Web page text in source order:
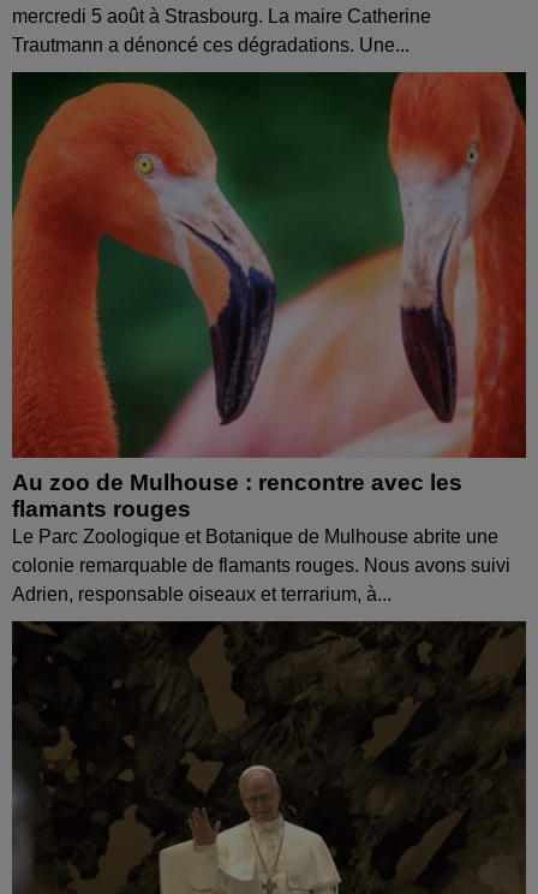
mercredi 5 août à Strasbourg. La maire Catherine
Trautmann a dénoncé ces dégradations. Une...
Au zoo de Mulhouse : rencontre avec les
flamants rouges
Le Parc Zoologique et Botanique de Mulhouse abrite une
colonie remarquable de flamants rouges. Nous avons suivi
Adrien, responsable oiseaux et terrarium, à...